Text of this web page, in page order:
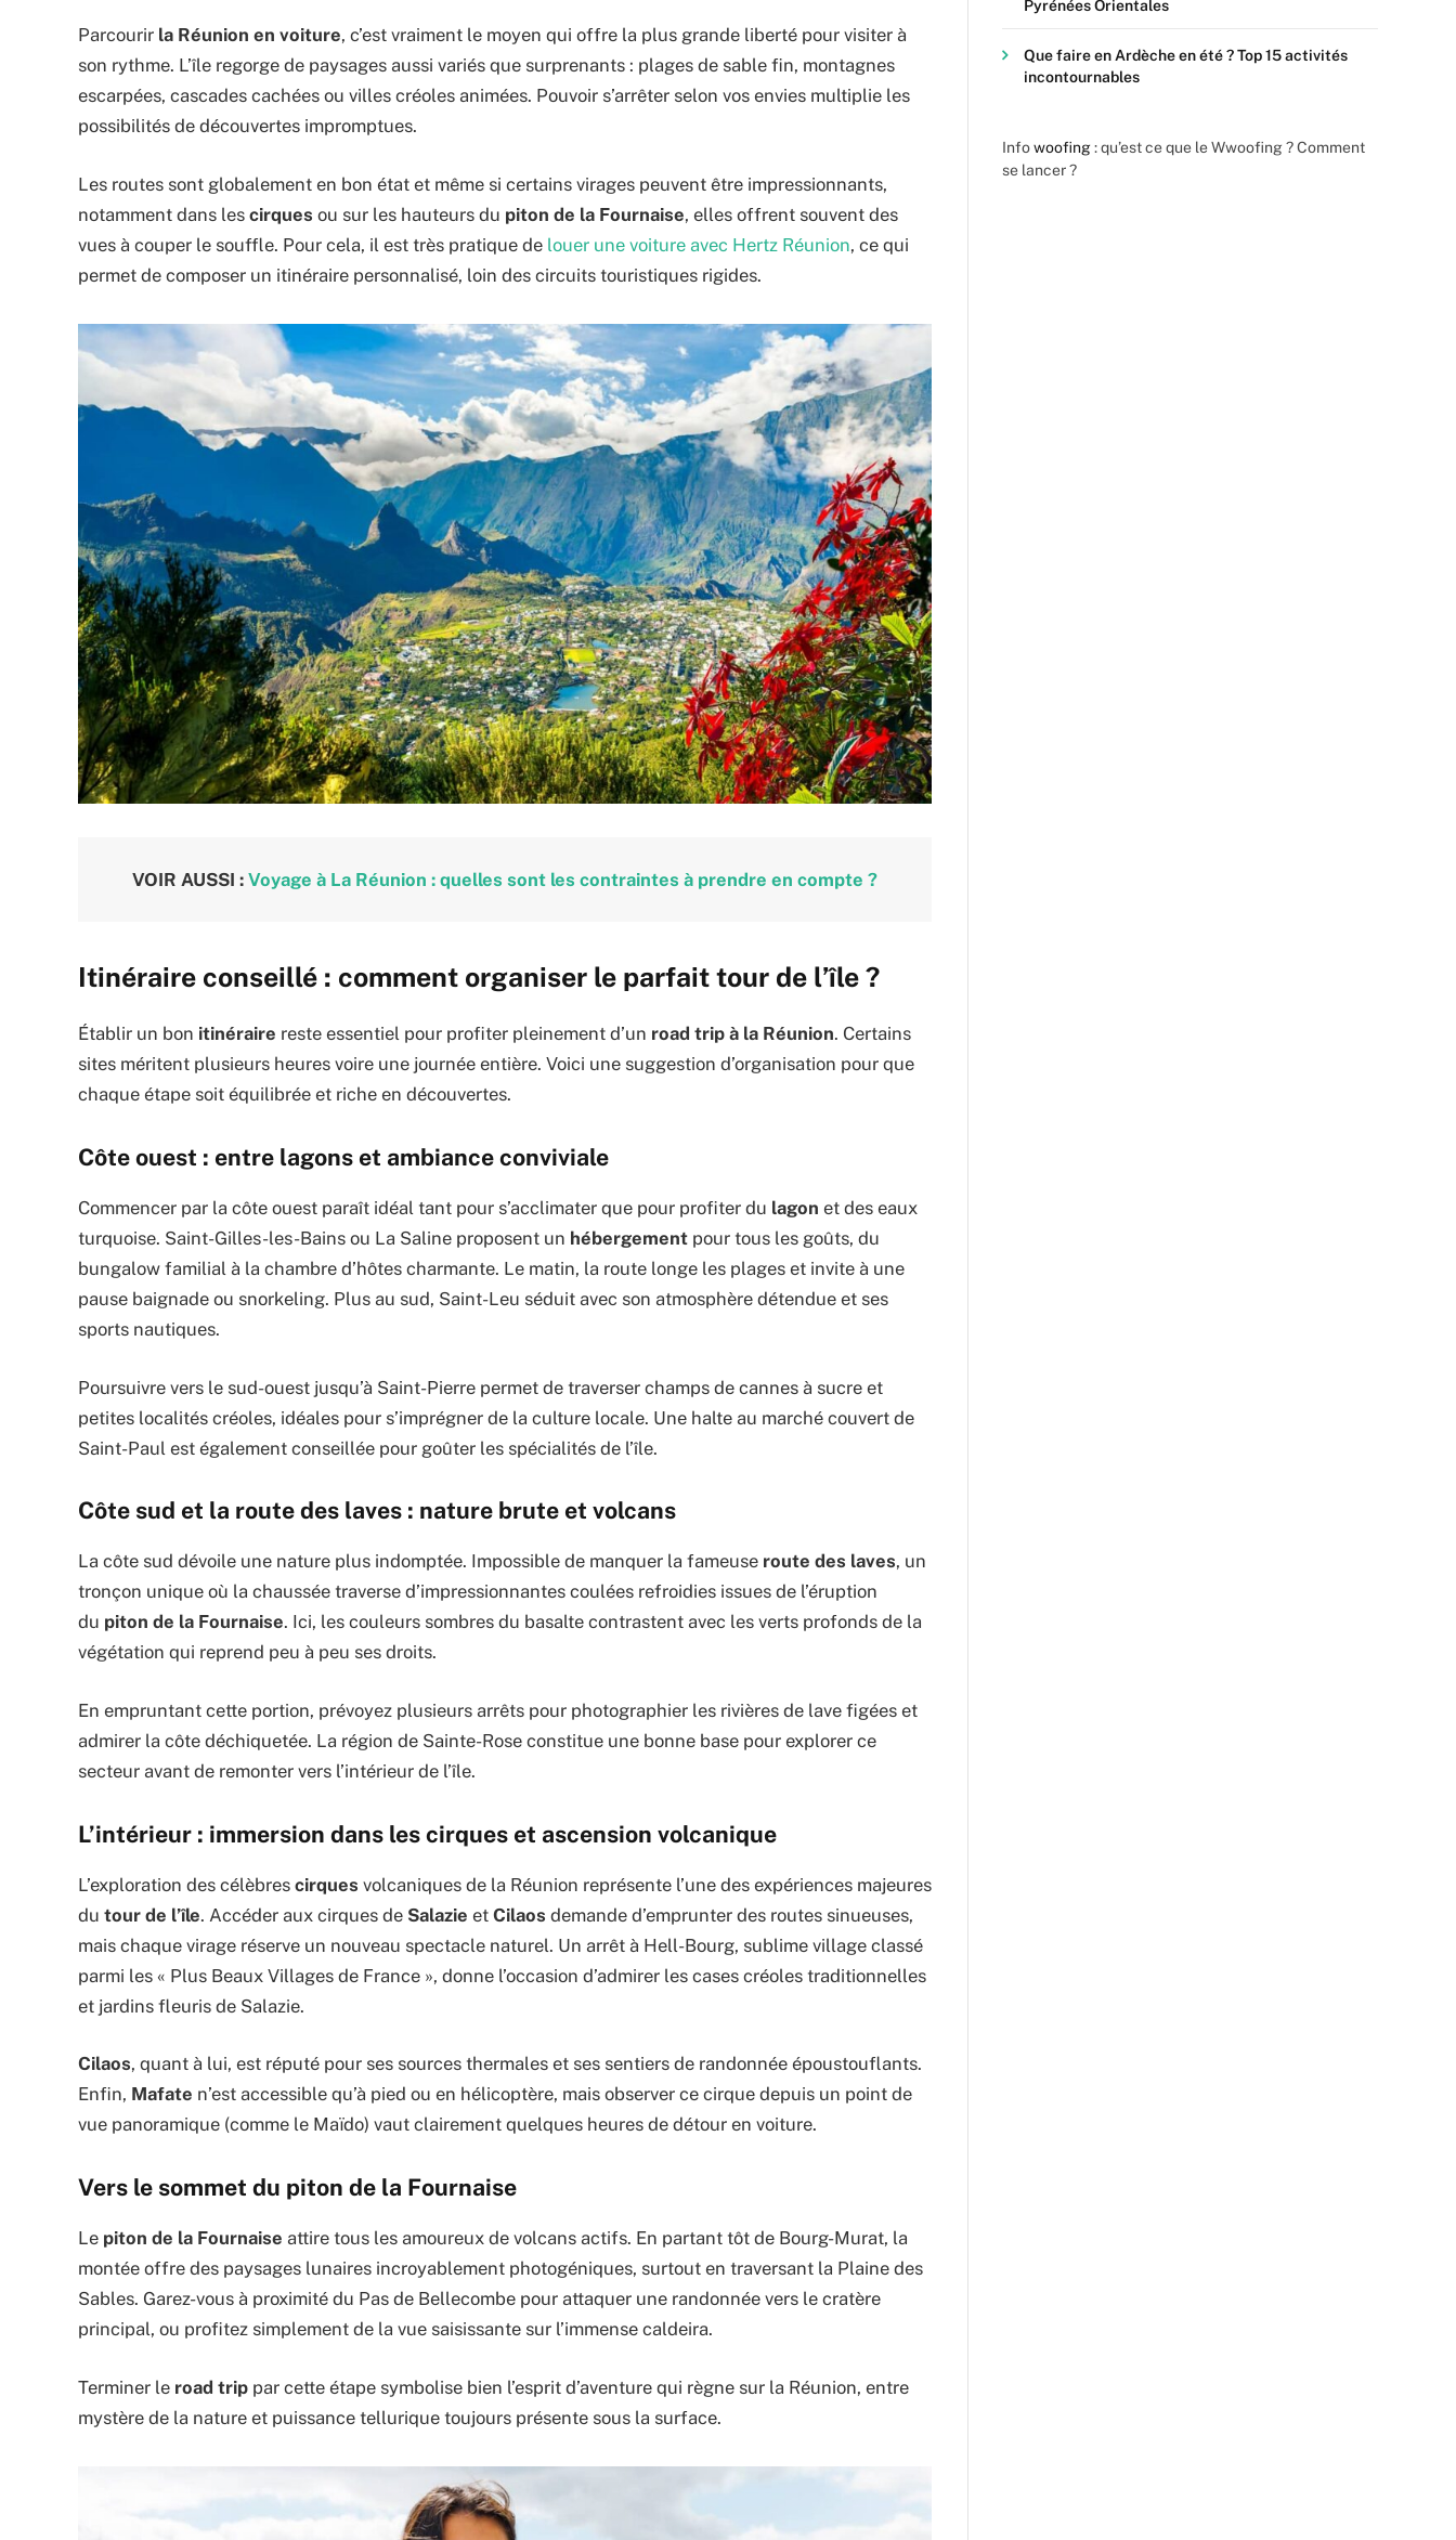
Parcourir la Réunion en voiture, c’est vraiment le moyen qui offre la plus grande liberté pour visiter à
son rythme. L’île regorge de paysages aussi variés que surprenants : plages de sable fin, montagnes
escarpées, cascades cachées ou villes créoles animées. Pouvoir s’arrêter selon vos envies multiplie les
possibilités de découvertes impromptues.
Les routes sont globalement en bon état et même si certains virages peuvent être impressionnants,
notamment dans les cirques ou sur les hauteurs du piton de la Fournaise, elles offrent souvent des
vues à couper le souffle. Pour cela, il est très pratique de louer une voiture avec Hertz Réunion, ce qui
permet de composer un itinéraire personnalisé, loin des circuits touristiques rigides.
VOIR AUSSI : Voyage à La Réunion : quelles sont les contraintes à prendre en compte ?
Itinéraire conseillé : comment organiser le parfait tour de l’île ?
Établir un bon itinéraire reste essentiel pour profiter pleinement d’un road trip à la Réunion. Certains
sites méritent plusieurs heures voire une journée entière. Voici une suggestion d’organisation pour que
chaque étape soit équilibrée et riche en découvertes.
Côte ouest : entre lagons et ambiance conviviale
Commencer par la côte ouest paraît idéal tant pour s’acclimater que pour profiter du lagon et des eaux
turquoise. Saint-Gilles-les-Bains ou La Saline proposent un hébergement pour tous les goûts, du
bungalow familial à la chambre d’hôtes charmante. Le matin, la route longe les plages et invite à une
pause baignade ou snorkeling. Plus au sud, Saint-Leu séduit avec son atmosphère détendue et ses
sports nautiques.
Poursuivre vers le sud-ouest jusqu’à Saint-Pierre permet de traverser champs de cannes à sucre et
petites localités créoles, idéales pour s’imprégner de la culture locale. Une halte au marché couvert de
Saint-Paul est également conseillée pour goûter les spécialités de l’île.
Côte sud et la route des laves : nature brute et volcans
La côte sud dévoile une nature plus indomptée. Impossible de manquer la fameuse route des laves, un
tronçon unique où la chaussée traverse d’impressionnantes coulées refroidies issues de l’éruption
du piton de la Fournaise. Ici, les couleurs sombres du basalte contrastent avec les verts profonds de la
végétation qui reprend peu à peu ses droits.
En empruntant cette portion, prévoyez plusieurs arrêts pour photographier les rivières de lave figées et
admirer la côte déchiquetée. La région de Sainte-Rose constitue une bonne base pour explorer ce
secteur avant de remonter vers l’intérieur de l’île.
L’intérieur : immersion dans les cirques et ascension volcanique
L’exploration des célèbres cirques volcaniques de la Réunion représente l’une des expériences majeures
du tour de l’île. Accéder aux cirques de Salazie et Cilaos demande d’emprunter des routes sinueuses,
mais chaque virage réserve un nouveau spectacle naturel. Un arrêt à Hell-Bourg, sublime village classé
parmi les « Plus Beaux Villages de France », donne l’occasion d’admirer les cases créoles traditionnelles
et jardins fleuris de Salazie.
Cilaos, quant à lui, est réputé pour ses sources thermales et ses sentiers de randonnée époustouflants.
Enfin, Mafate n’est accessible qu’à pied ou en hélicoptère, mais observer ce cirque depuis un point de
vue panoramique (comme le Maïdo) vaut clairement quelques heures de détour en voiture.
Vers le sommet du piton de la Fournaise
Le piton de la Fournaise attire tous les amoureux de volcans actifs. En partant tôt de Bourg-Murat, la
montée offre des paysages lunaires incroyablement photogéniques, surtout en traversant la Plaine des
Sables. Garez-vous à proximité du Pas de Bellecombe pour attaquer une randonnée vers le cratère
principal, ou profitez simplement de la vue saisissante sur l’immense caldeira.
Terminer le road trip par cette étape symbolise bien l’esprit d’aventure qui règne sur la Réunion, entre
mystère de la nature et puissance tellurique toujours présente sous la surface.
Pyrénées Orientales
Que faire en Ardèche en été ? Top 15 activités
incontournables
Infowoofing: qu’est ce que le Wwoofing ? Comment
se lancer ?